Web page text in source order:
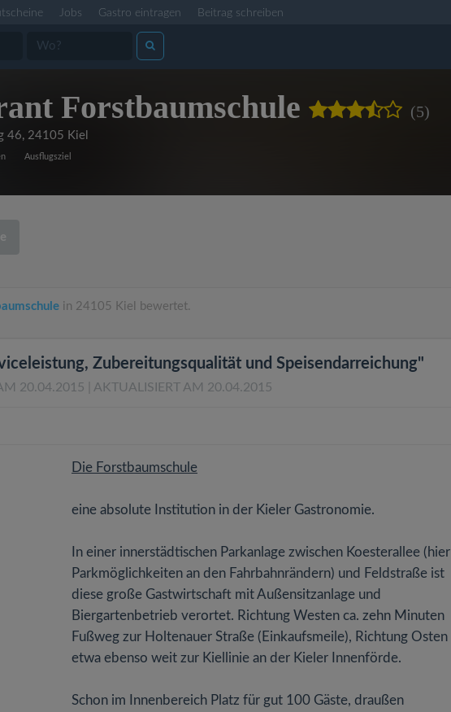
Jobs Gastro eintragen Beitrag schreiben
Forstbaumschule (5)
46, 24105 Kiel
Ausflugsziel
in 24105 Kiel bewertet.
Zubereitungsqualität und Speisendarreichung"
20.04.2015 | AKTUALISIERT AM 20.04.2015
Die Forstbaumschule
eine absolute Institution in der Kieler Gastronomie.
In einer innerstädtischen Parkanlage zwischen Koesterallee (hier
Parkmöglichkeiten an den Fahrbahnrändern) und Feldstraße ist
diese große Gastwirtschaft mit Außensitzanlage und
Biergartenbetrieb verortet. Richtung Westen ca. zehn Minuten
Fußweg zur Holtenauer Straße (Einkaufsmeile), Richtung Osten
etwa ebenso weit zur Kiellinie an der Kieler Innenförde.
Schon im Innenbereich Platz für gut 100 Gäste, draußen